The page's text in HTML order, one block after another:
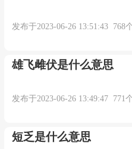
发布于2023-06-26 13:51:43 768
雄飞雌伏是什么意思
发布于2023-06-26 13:49:47 771
短乏是什么意思